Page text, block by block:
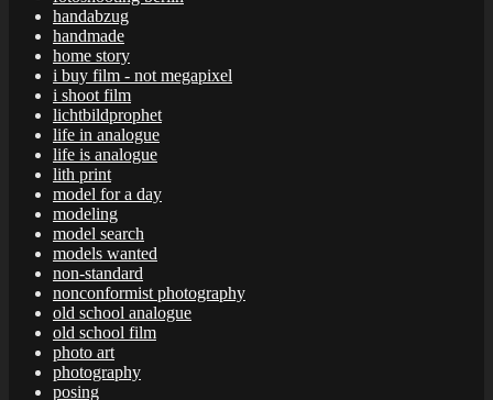
handabzug
handmade
home story
i buy film - not megapixel
i shoot film
lichtbildprophet
life in analogue
life is analogue
lith print
model for a day
modeling
model search
models wanted
non-standard
nonconformist photography
old school analogue
old school film
photo art
photography
posing